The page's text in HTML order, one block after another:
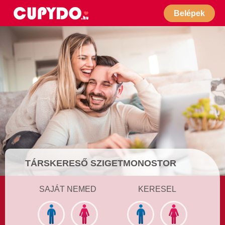
Belépek
TÁRSKERESŐ SZIGETMONOSTOR
SAJÁT NEMED KERESEL